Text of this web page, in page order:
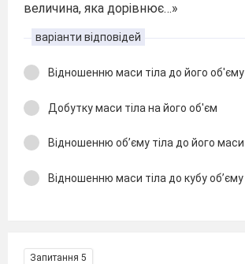
величина, яка дорівнює…»
варіанти відповідей
Відношенню маси тіла до його об'єму
Добутку маси тіла на його об'єм
Відношенню об’єму тіла до його маси
Відношенню маси тіла до кубу об’єму
Запитання 5